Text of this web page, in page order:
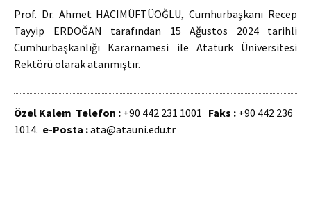
Prof. Dr. Ahmet HACIMÜFTÜOĞLU, Cumhurbaşkanı Recep
Tayyip ERDOĞAN tarafından 15 Ağustos 2024 tarihli
Cumhurbaşkanlığı Kararnamesi ile Atatürk Üniversitesi
Rektörü olarak atanmıştır.
Özel Kalem Telefon : +90 442 231 1001 Faks : +90 442 236
1014. e-Posta :ata@atauni.edu.tr